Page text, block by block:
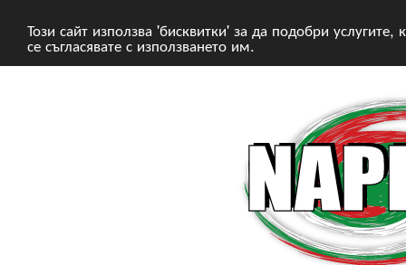
Този сайт използва 'бисквитки' за да подобри
се съгласявате с използването им.